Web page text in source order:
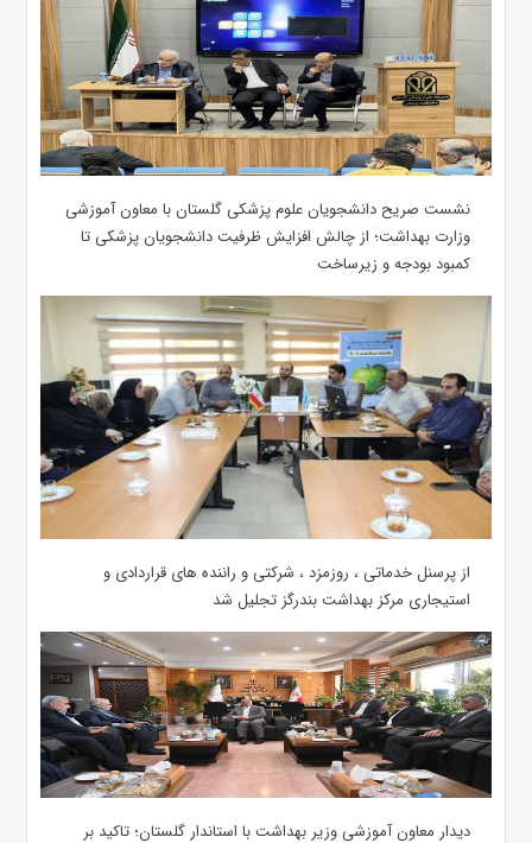
نشست صریح دانشجویان علوم پزشکی گلستان با معاون آموزشی
وزارت بهداشت؛ از چالش افزایش ظرفیت دانشجویان ‌پزشکی تا
کمبود بودجه و زیرساخت
از پرسنل خدماتی ، روزمزد ، شرکتی و راننده های قراردادی و
استیجاری مرکز بهداشت بندرگز تجلیل شد
دیدار معاون آموزشی وزیر بهداشت با استاندار گلستان؛ تاکید بر